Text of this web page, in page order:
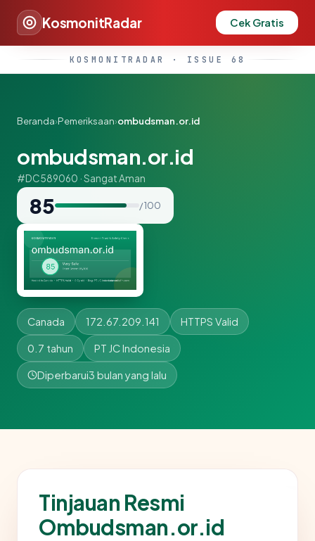
KosmonitRadar Cek Gratis
KOSMONITRADAR · ISSUE 68
Beranda›Pemeriksaan›ombudsman.or.id
ombudsman.or.id
#DC589060 · Sangat Aman
85 / 100
Canada 172.67.209.141 HTTPS Valid
0.7 tahun PT JC Indonesia
Diperbarui3 bulan yang lalu
Tinjauan Resmi
Ombudsman.or.id